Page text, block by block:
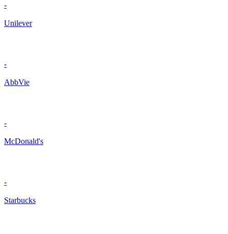
-
Unilever
-
AbbVie
-
McDonald's
-
Starbucks